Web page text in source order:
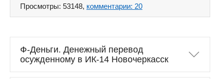
Просмотры: 53148, комментарии: 20
Ф-Деньги. Денежный перевод
осужденному в ИК-14 Новочеркасск